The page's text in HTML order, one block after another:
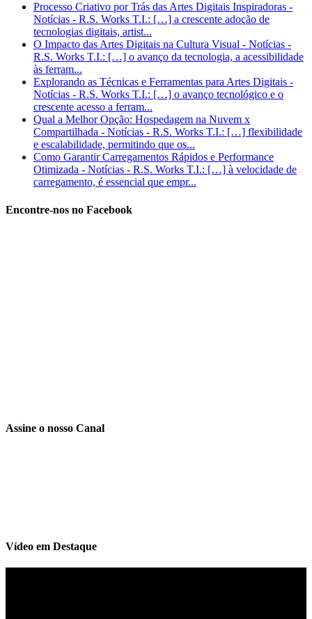
Processo Criativo por Trás das Artes Digitais Inspiradoras -
Notícias - R.S. Works T.I.: […] a crescente adoção de
tecnologias digitais, artist...
O Impacto das Artes Digitais na Cultura Visual - Notícias -
R.S. Works T.I.: […] o avanço da tecnologia, a acessibilidade
às ferram...
Explorando as Técnicas e Ferramentas para Artes Digitais -
Notícias - R.S. Works T.I.: […] o avanço tecnológico e o
crescente acesso a ferram...
Qual a Melhor Opção: Hospedagem na Nuvem x
Compartilhada - Notícias - R.S. Works T.I.: […] flexibilidade
e escalabilidade, permitindo que os...
Como Garantir Carregamentos Rápidos e Performance
Otimizada - Notícias - R.S. Works T.I.: […] à velocidade de
carregamento, é essencial que empr...
Encontre-nos no Facebook
Assine o nosso Canal
Vídeo em Destaque